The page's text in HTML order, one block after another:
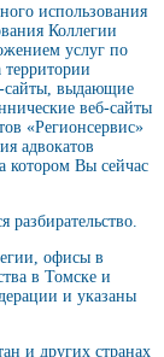
использования
Коллегии
услуг по
сайты, выдающие
веб-сайты
«Регионсервис»
адвокатов
котором Вы сейчас
офисы в
в Томске и
и указаны
и других странах